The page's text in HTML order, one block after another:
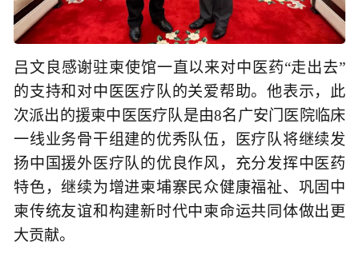
吕文良感谢驻柬使馆一直以来对中医药“走出去”
的支持和对中医医疗队的关爱帮助。他表示，此
次派出的援柬中医医疗队是由8名广安门医院临床
一线业务骨干组建的优秀队伍，医疗队将继续发
扬中国援外医疗队的优良作风，充分发挥中医药
特色，继续为增进柬埔寨民众健康福祉、巩固中
柬传统友谊和构建新时代中柬命运共同体做出更
大贡献。